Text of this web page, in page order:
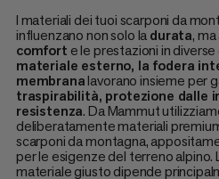
I materiali dei tuoi scarponi da
influenzano non solo ladurata,
comfort e le prestazioni in diverse
materiale esterno, la fodera
membranalavorano insieme per
traspirabilità, protezione dalle
resistenza. Da Mammut
deliberatamente materiali
scarponi da montagna,
per le esigenze del terreno alpino.
materiale giusto dipende